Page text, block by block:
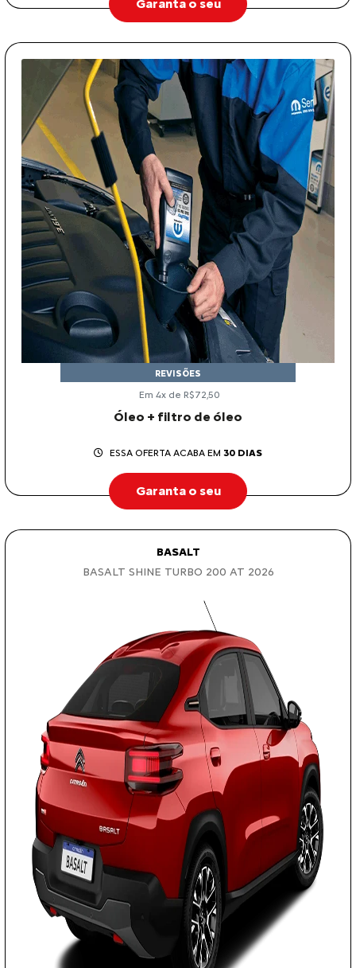
Garanta o seu
Óleo + filtro de óleo
REVISÕES
Em 4x de R$72,50
ESSA OFERTA ACABA EM 30 DIAS
Garanta o seu
BASALT
BASALT SHINE TURBO 200 AT 2026